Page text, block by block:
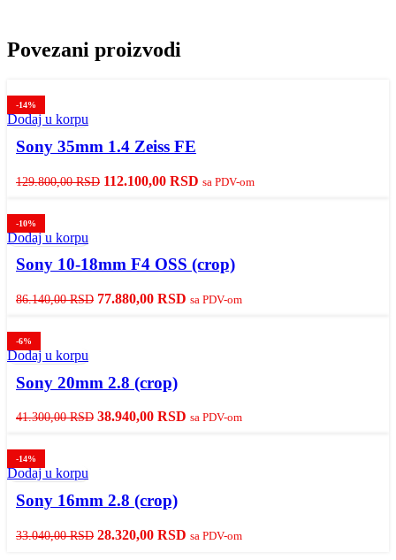
Povezani proizvodi
-14%
Dodaj u korpu
Sony 35mm 1.4 Zeiss FE
129.800,00RSD Originalna
112.100,00 RSD Trenutna
sa PDV-om
-10%
Dodaj u korpu
Sony 10-18mm F4 OSS (crop)
86.140,00RSD Originalna
77.880,00 RSD Trenutna
sa PDV-om
-6%
Dodaj u korpu
Sony 20mm 2.8 (crop)
41.300,00RSD Originalna
38.940,00 RSD Trenutna
sa PDV-om
-14%
Dodaj u korpu
Sony 16mm 2.8 (crop)
33.040,00RSD Originalna
28.320,00 RSD Trenutna
sa PDV-om